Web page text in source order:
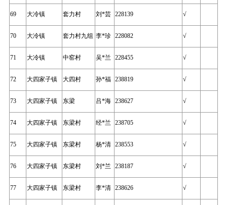
69 大冷镇 套力村 刘*芸 228139 √
70 大冷镇 套力村九组 李*珍 228082 √
71 大冷镇 中窑村 吴*兰 228455 √
72 大四家子镇 大四村 孙*福 238819 √
73 大四家子镇 东梁 吕*海 238627 √
74 大四家子镇 东梁村 经*兰 238705 √
75 大四家子镇 东梁村 杨*清 238553 √
76 大四家子镇 东梁村 刘*兰 238187 √
77 大四家子镇 东梁村 李*清 238626 √